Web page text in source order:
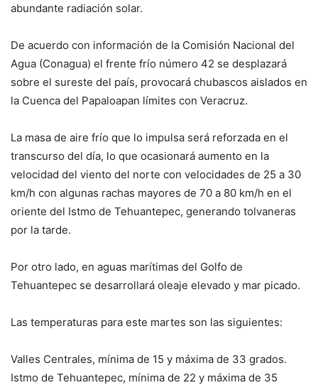
abundante radiación solar.
De acuerdo con información de la Comisión Nacional del
Agua (Conagua) el frente frío número 42 se desplazará
sobre el sureste del país, provocará chubascos aislados en
la Cuenca del Papaloapan límites con Veracruz.
La masa de aire frío que lo impulsa será reforzada en el
transcurso del día, lo que ocasionará aumento en la
velocidad del viento del norte con velocidades de 25 a 30
km/h con algunas rachas mayores de 70 a 80 km/h en el
oriente del Istmo de Tehuantepec, generando tolvaneras
por la tarde.
Por otro lado, en aguas marítimas del Golfo de
Tehuantepec se desarrollará oleaje elevado y mar picado.
Las temperaturas para este martes son las siguientes:
Valles Centrales, mínima de 15 y máxima de 33 grados.
Istmo de Tehuantepec, mínima de 22 y máxima de 35